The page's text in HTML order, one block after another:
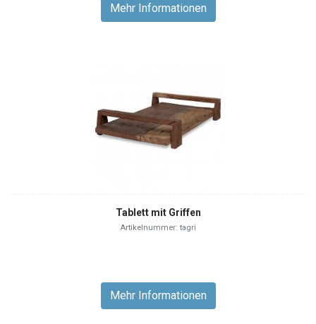
Mehr Informationen
Tablett mit Griffen
Artikelnummer: tagri
Mehr Informationen